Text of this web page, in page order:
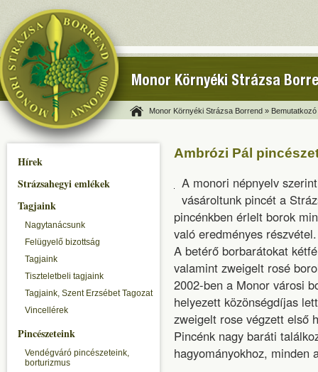
Monor Környéki Strázsa
Monor Környéki Strázsa Borrend »
Hírek
Strázsahegyi emlékek
Tagjaink
Nagytanácsunk
Felügyelő bizottság
Tagjaink
Tiszteletbeli tagjaink
Tagjaink, Szent Erzsébet Tagozat
Vincellérek
Pincészeteink
Vendégváró pincészeteink,
borturizmus
Ambrózi Pál
A monori népnyelv
vásároltunk pincét a
pincénkben érlelt borok
való eredményes részvétel.
A betérő borbarátokat
valamint zweigelt rosé
2002-ben a Monor városi
helyezett közönségdíjas
zweigelt rose végzett első
Pincénk nagy baráti
hagyományokhoz, minden